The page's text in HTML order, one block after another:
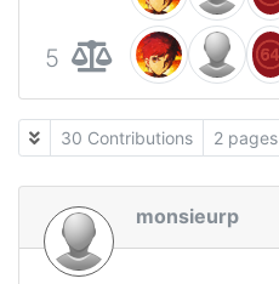
5
30 Contributions 2 pages
monsieurp